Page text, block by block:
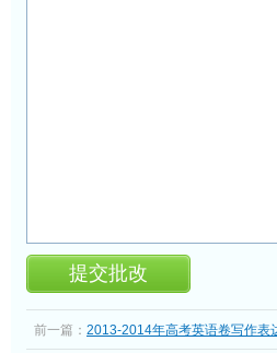
前一篇： 2013-2014年高考英语卷写作表